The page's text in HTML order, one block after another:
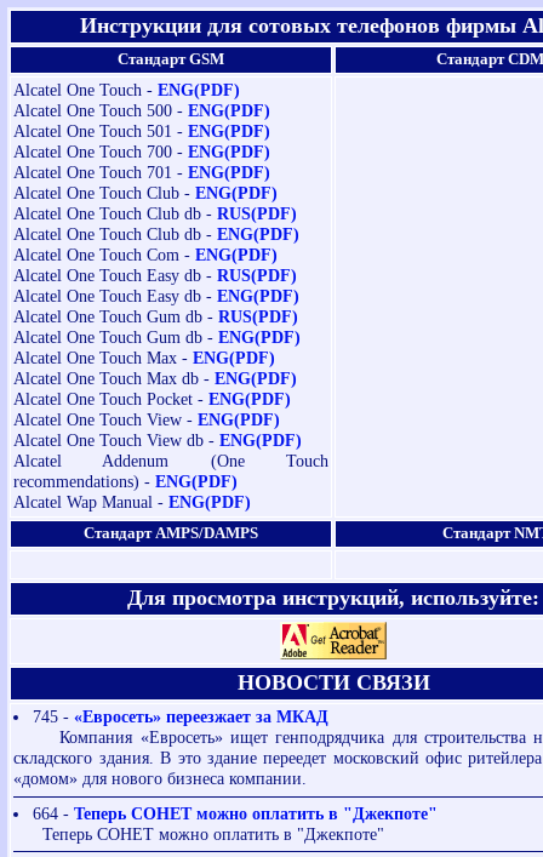
Инструкции для сотовых телефонов фирмы
Стандарт GSM Стандарт
Alcatel One Touch -ENG(PDF)
Alcatel One Touch 500 -ENG(PDF)
Alcatel One Touch 501 -ENG(PDF)
Alcatel One Touch 700 -ENG(PDF)
Alcatel One Touch 701 -ENG(PDF)
Alcatel One Touch Club -ENG(PDF)
Alcatel One Touch Club db -RUS(PDF)
Alcatel One Touch Club db -ENG(PDF)
Alcatel One Touch Com -ENG(PDF)
Alcatel One Touch Easy db -RUS(PDF)
Alcatel One Touch Easy db -ENG(PDF)
Alcatel One Touch Gum db -RUS(PDF)
Alcatel One Touch Gum db -ENG(PDF)
Alcatel One Touch Max -ENG(PDF)
Alcatel One Touch Max db -ENG(PDF)
Alcatel One Touch Pocket -ENG(PDF)
Alcatel One Touch View -ENG(PDF)
Alcatel One Touch View db -ENG(PDF)
Alcatel Addenum (One Touch
recommendations) -ENG(PDF)
Alcatel Wap Manual -ENG(PDF)
Стандарт AMPS/DAMPS Стандарт
Для просмотра инструкций, используйте:
НОВОСТИ СВЯЗИ
745 - «Евросеть» переезжает за МКАД
Компания «Евросеть» ищет генподрядчика для строительства
складского здания. В это здание переедет московский офис
«домом» для нового бизнеса компании.
664 - Теперь СОНЕТ можно оплатить в "Джекпоте"
Теперь СОНЕТ можно оплатить в "Джекпоте"